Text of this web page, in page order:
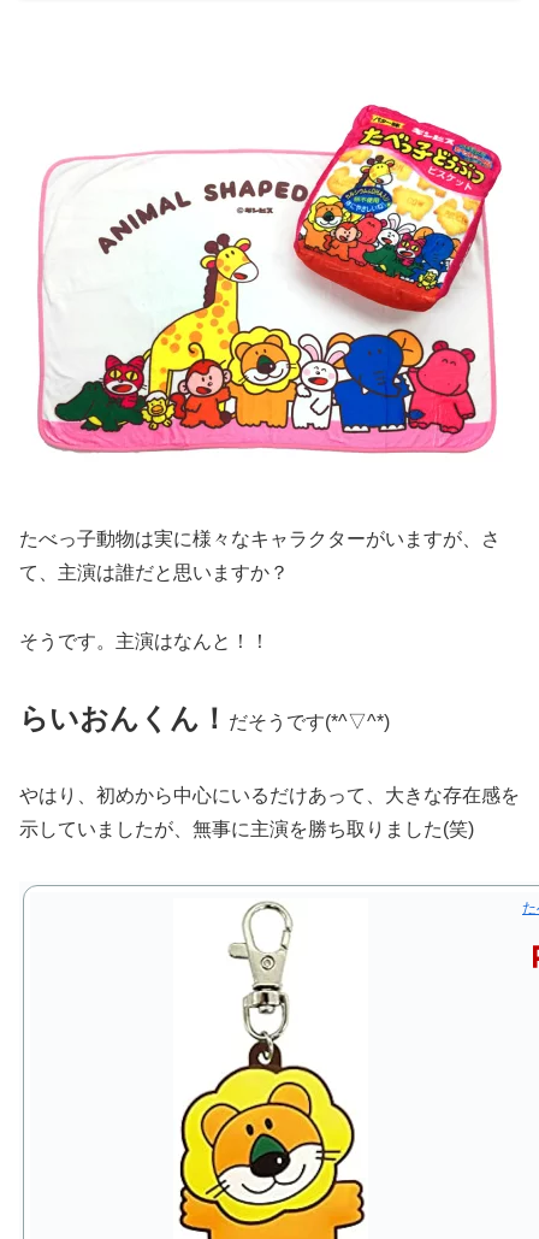
たべっ子動物は実に様々なキャラクターがいますが、さ
て、主演は誰だと思いますか？
そうです。主演はなんと！！
らいおんくん！ だそうです(*^▽^*)
やはり、初めから中心にいるだけあって、大きな存在感を
示していましたが、無事に主演を勝ち取りました(笑)